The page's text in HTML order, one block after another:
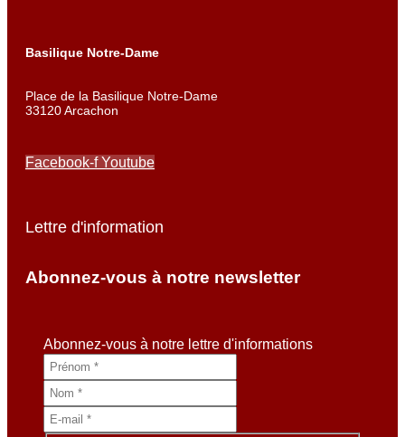
Basilique Notre-Dame
Place de la Basilique Notre-Dame
33120 Arcachon
Facebook-f Youtube
Lettre d'information
Abonnez-vous à notre newsletter
Abonnez-vous à notre lettre d'informations